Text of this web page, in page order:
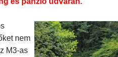
nem
M3-as